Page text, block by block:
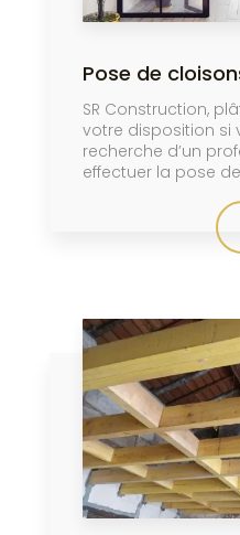
Pose de
SR Construction,
votre disposition si
recherche d’un
effectuer la pose